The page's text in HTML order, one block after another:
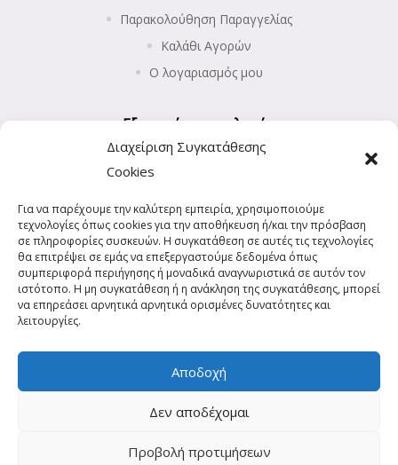
Διαχείριση Συγκατάθεσης
Cookies
Για να παρέχουμε την καλύτερη εμπειρία, χρησιμοποιούμε
τεχνολογίες όπως cookies για την αποθήκευση ή/και την πρόσβαση
σε πληροφορίες συσκευών. Η συγκατάθεση σε αυτές τις τεχνολογίες
θα επιτρέψει σε εμάς να επεξεργαστούμε δεδομένα όπως
συμπεριφορά περιήγησης ή μοναδικά αναγνωριστικά σε αυτόν τον
ιστότοπο. Η μη συγκατάθεση ή η ανάκληση της συγκατάθεσης, μπορεί
να επηρεάσει αρνητικά αρνητικά ορισμένες δυνατότητες και
λειτουργίες.
Αποδοχή
Δεν αποδέχομαι
Προβολή προτιμήσεων
Παρακολούθηση Παραγγελίας
Καλάθι Αγορών
Ο λογαριασμός μου
Εξυπηρέτηση πελατών
Επιστροφές προϊόντων
Πολιτική Απορρήτου
Πολιτική Cookies (ΕΕ)
Copyright © 2021 Powered by Spirito. All Rights Reserved.